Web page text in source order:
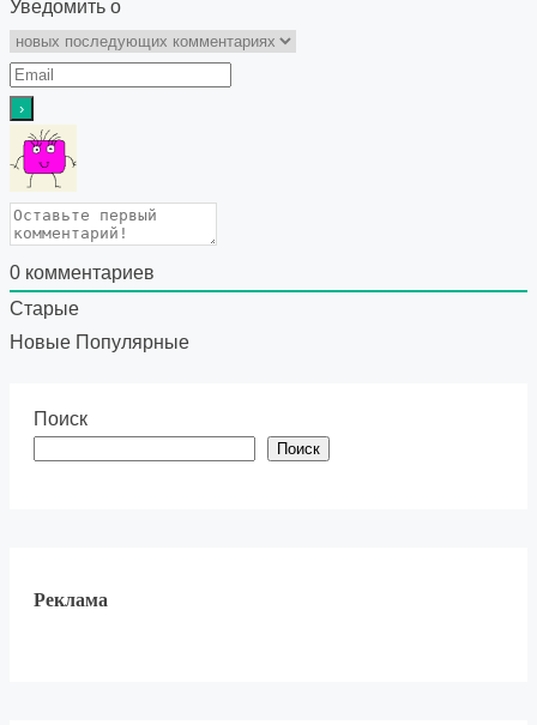
Уведомить о
0 комментариев
Старые
Новые Популярные
Поиск
Поиск
Реклама